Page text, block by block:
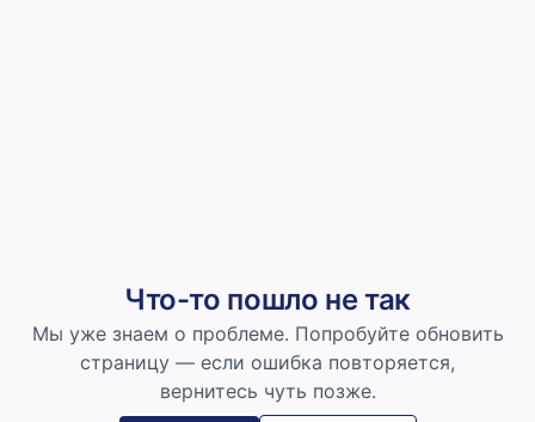
Что-то пошло не так
Мы уже знаем о проблеме. Попробуйте обновить
страницу — если ошибка повторяется,
вернитесь чуть позже.